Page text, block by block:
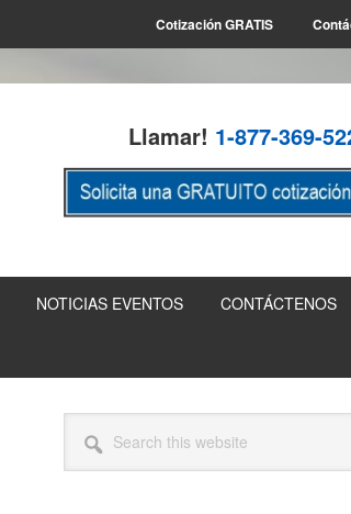
Cotización GRATIS
Llamar! 1-877-369-
NOTICIAS EVENTOS CONTÁCTENOS
Primary
Sidebar
this
website